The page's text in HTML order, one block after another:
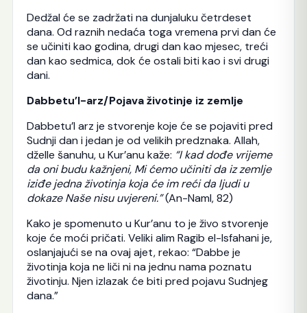
Dedžal će se zadržati na dunjaluku četrdeset
dana. Od raznih nedaća toga vremena prvi dan će
se učiniti kao godina, drugi dan kao mjesec, treći
dan kao sedmica, dok će ostali biti kao i svi drugi
dani.
Dabbetu’l-arz/Pojava životinje iz zemlje
Dabbetu’l arz je stvorenje koje će se pojaviti pred
Sudnji dan i jedan je od velikih predznaka. Allah,
dželle šanuhu, u Kur’anu kaže: “I kad dođe vrijeme
da oni budu kažnjeni, Mi ćemo učiniti da iz zemlje
iziđe jedna životinja koja će im reći da ljudi u
dokaze Naše nisu uvjereni.”(An-Naml, 82)
Kako je spomenuto u Kur’anu to je živo stvorenje
koje će moći pričati. Veliki alim Ragib el-Isfahani je,
oslanjajući se na ovaj ajet, rekao: “Dabbe je
životinja koja ne liči ni na jednu nama poznatu
životinju. Njen izlazak će biti pred pojavu Sudnjeg
dana.”